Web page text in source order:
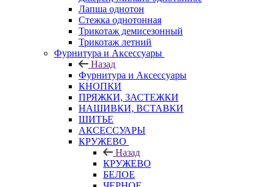
Лапша однотон
Стежка однотонная
Трикотаж демисезонный
Трикотаж летний
Фурнитура и Аксессуары
Назад
Фурнитура и Аксессуары
КНОПКИ
ПРЯЖКИ, ЗАСТЕЖКИ
НАШИВКИ, ВСТАВКИ
ШИТЬЕ
АКСЕССУАРЫ
КРУЖЕВО
Назад
КРУЖЕВО
БЕЛОЕ